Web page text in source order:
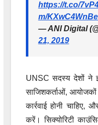
https://t.co/
m/
— ANI Digital
21, 2019
UNSC सदस्य देशों ने
साजिशकर्ताओं,
कार्रवाई होनी
करें। सिक्योरिटी